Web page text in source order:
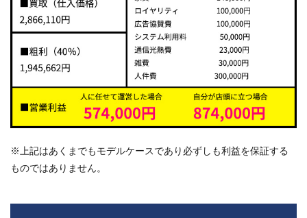
※上記はあくまでもモデルケースであり必ずしも利益を保証する
ものではありません。